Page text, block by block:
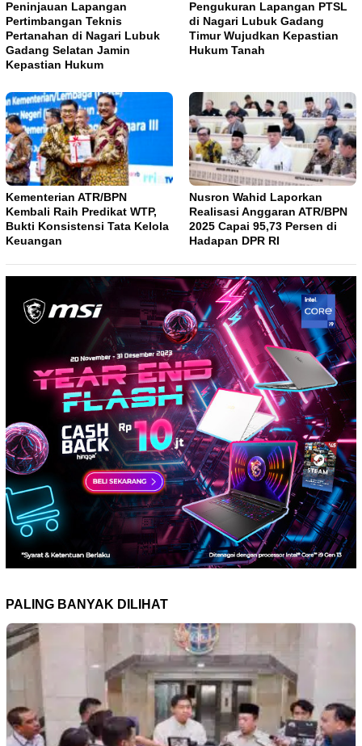
Peninjauan Lapangan
Pertimbangan Teknis
Pertanahan di Nagari Lubuk
Gadang Selatan Jamin
Kepastian Hukum
Pengukuran Lapangan PTSL
di Nagari Lubuk Gadang
Timur Wujudkan Kepastian
Hukum Tanah
Kementerian ATR/BPN
Kembali Raih Predikat WTP,
Bukti Konsistensi Tata Kelola
Keuangan
Nusron Wahid Laporkan
Realisasi Anggaran ATR/BPN
2025 Capai 95,73 Persen di
Hadapan DPR RI
PALING BANYAK DILIHAT